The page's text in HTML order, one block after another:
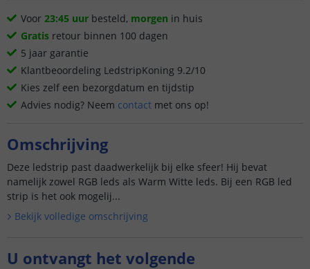
Voor 23:45 uur besteld, morgen in huis
Gratis retour binnen 100 dagen
5 jaar garantie
Klantbeoordeling LedstripKoning 9.2/10
Kies zelf een bezorgdatum en tijdstip
Advies nodig? Neem contact met ons op!
Omschrijving
Deze ledstrip past daadwerkelijk bij elke sfeer! Hij bevat
namelijk zowel RGB leds als Warm Witte leds. Bij een RGB led
strip is het ook mogelij...
Bekijk volledige omschrijving
U ontvangt het volgende